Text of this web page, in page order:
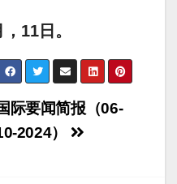
11日。
际要闻简报（06-
2024）